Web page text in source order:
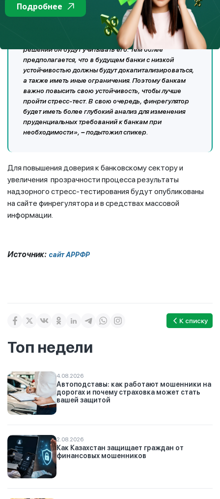
«Если банк будет понимать, что какие-то категории
риска или портфели имеют существенный
негативный эффект в НСТ, при принятии бизнес-
решений он будут учитывать его. Тем более
предполагается, что в будущем банки с низкой
устойчивостью должны будут докапитализироваться,
а также иметь иные ограничения. Поэтому банкам
важно повысить свою устойчивость, чтобы лучше
пройти стресс-тест. В свою очередь, финрегулятор
будет иметь более глубокий анализ для изменения
пруденциальных требований к банкам при
необходимости», –подытожил спикер.
Для повышения доверия к банковскому сектору и
увеличения прозрачности процесса результаты
надзорного стресс-тестирования будут опубликованы
на сайте финрегулятора и в средствах массовой
информации.
Источник: сайт АРРФР
К списку
Топ недели
4.08.2026
Автоподставы: как работают мошенники на
дорогах и почему страховка может стать
вашей защитой
2.08.2026
Как Казахстан защищает граждан от
финансовых мошенников
Подробнее